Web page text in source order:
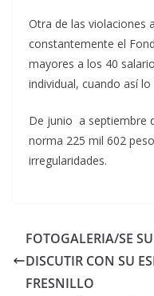
Otra de las violaciones
constantemente el
mayores a los 40
individual, cuando así
De junio a septiembre
norma 225 mil 602
irregularidades.
FOTOGALERIA/SE
DISCUTIR CON SU
FRESNILLO